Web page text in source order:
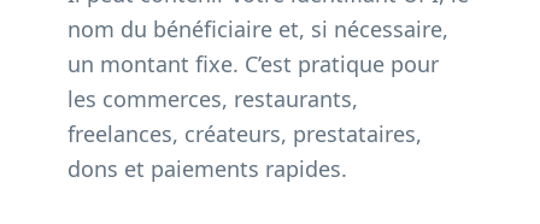
nom du bénéficiaire et, si nécessaire,
un montant fixe. C’est pratique pour
les commerces, restaurants,
freelances, créateurs, prestataires,
dons et paiements rapides.